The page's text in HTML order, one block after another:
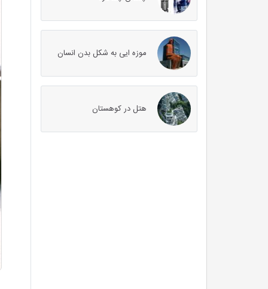
موزه ایی به شکل بدن انسان
هتل در کوهستان